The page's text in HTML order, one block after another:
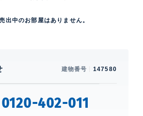
出中のお部屋はありません。
建物番号 147580
0120-402-011